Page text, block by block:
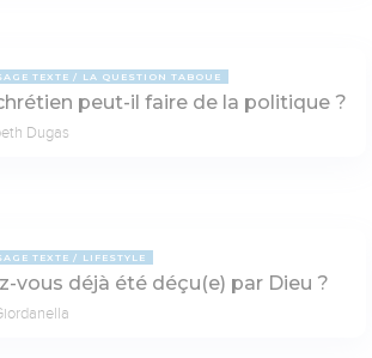
TEXTE LA QUESTION TABOUE
peut-il faire de la politique ?
Dugas
TEXTE LIFESTYLE
vous déjà été déçu(e) par Dieu ?